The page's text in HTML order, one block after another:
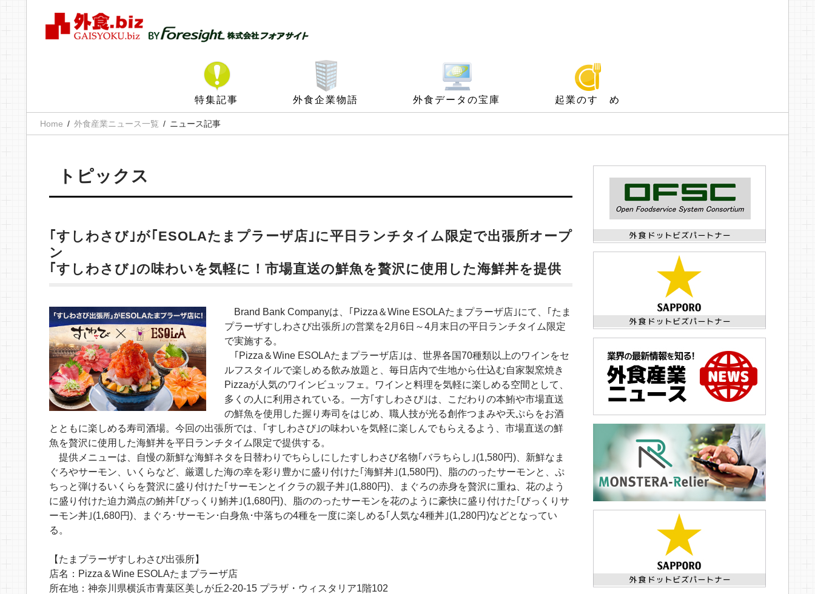
特集記事 外食企業物語 外食データの宝庫 起業のすゝめ
Home 外食産業ニュース一覧 ニュース記事
トピックス
｢すしわさび｣が｢ESOLAたまプラーザ店｣に平日ランチタイム限定で出張所オープ
ン
｢すしわさび｣の味わいを気軽に！市場直送の鮮魚を贅沢に使用した海鮮丼を提供
Brand Bank Companyは、｢Pizza＆Wine ESOLAたまプラーザ店｣にて、｢たま
プラーザすしわさび出張所｣の営業を2月6日～4月末日の平日ランチタイム限定
で実施する。
｢Pizza＆Wine ESOLAたまプラーザ店｣は、世界各国70種類以上のワインをセ
ルフスタイルで楽しめる飲み放題と、毎日店内で生地から仕込む自家製窯焼き
Pizzaが人気のワインビュッフェ。ワインと料理を気軽に楽しめる空間として、
多くの人に利用されている。一方｢すしわさび｣は、こだわりの本鮪や市場直送
の鮮魚を使用した握り寿司をはじめ、職人技が光る創作つまみや天ぷらをお酒
とともに楽しめる寿司酒場。今回の出張所では、｢すしわさび｣の味わいを気軽に楽しんでもらえるよう、市場直送の鮮
魚を贅沢に使用した海鮮丼を平日ランチタイム限定で提供する。
提供メニューは、自慢の新鮮な海鮮ネタを日替わりでちらしにしたすしわさび名物｢バラちらし｣(1,580円)、新鮮なま
ぐろやサーモン、いくらなど、厳選した海の幸を彩り豊かに盛り付けた｢海鮮丼｣(1,580円)、脂ののったサーモンと、ぷ
ちっと弾けるいくらを贅沢に盛り付けた｢サーモンとイクラの親子丼｣(1,880円)、まぐろの赤身を贅沢に重ね、花のよう
に盛り付けた迫力満点の鮪丼｢びっくり鮪丼｣(1,680円)、脂ののったサーモンを花のように豪快に盛り付けた｢びっくりサ
ーモン丼｣(1,680円)、まぐろ･サーモン･白身魚･中落ちの4種を一度に楽しめる｢人気な4種丼｣(1,280円)などとなってい
る。
【たまプラーザすしわさび出張所】
店名：Pizza＆Wine ESOLAたまプラーザ店
所在地：神奈川県横浜市青葉区美しが丘2-20-15 プラザ・ウィスタリア1階102